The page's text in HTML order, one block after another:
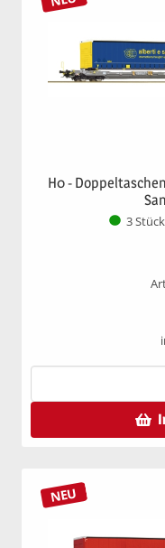
H0 -
3
NEU